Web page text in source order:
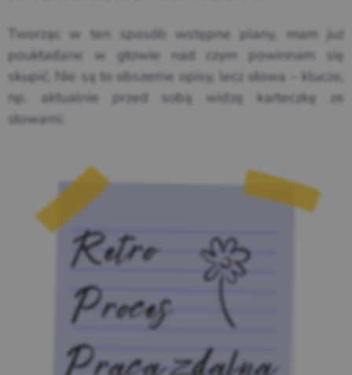
Tworząc w ten sposób wstępne plany, mam już
poukładane w głowie nad czym powinnam się
skupić. Nie są to obszerne opisy, lecz słowa – klucze,
np. aktualnie przed sobą widzę karteczkę ze
słowami: